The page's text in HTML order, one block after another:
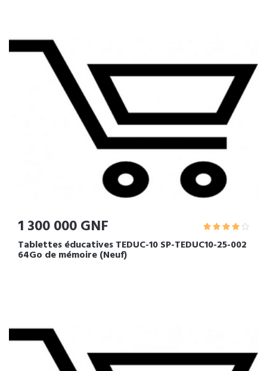
1 300 000 GNF
Tablettes éducatives TEDUC-10 SP-TEDUC10-25-002
64Go de mémoire (Neuf)